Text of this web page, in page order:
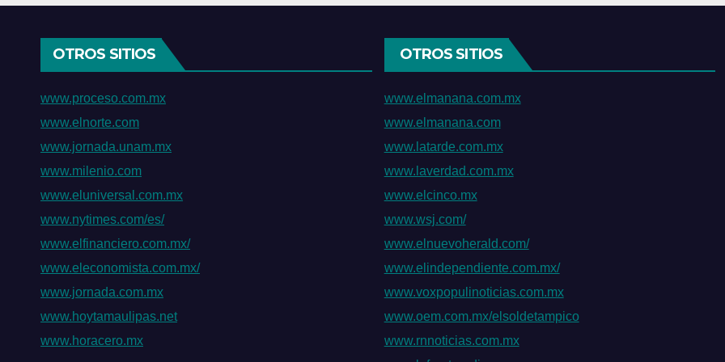
OTROS SITIOS
www.proceso.com.mx
www.elnorte.com
www.jornada.unam.mx
www.milenio.com
www.eluniversal.com.mx
www.nytimes.com/es/
www.elfinanciero.com.mx/
www.eleconomista.com.mx/
www.jornada.com.mx
www.hoytamaulipas.net
www.horacero.mx
OTROS SITIOS
www.elmanana.com.mx
www.elmanana.com
www.latarde.com.mx
www.laverdad.com.mx
www.elcinco.mx
www.wsj.com/
www.elnuevoherald.com/
www.elindependiente.com.mx/
www.voxpopulinoticias.com.mx
www.oem.com.mx/elsoldetampico
www.rnnoticias.com.mx